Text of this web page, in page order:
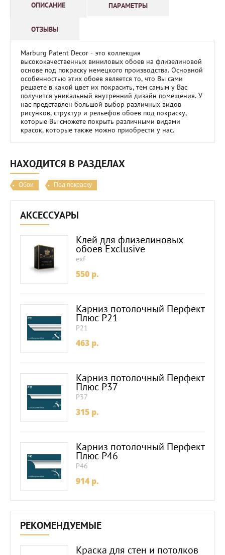
ОПИСАНИЕ ПАРАМЕТРЫ
ОТЗЫВЫ
Marburg Patent Decor - это коллекция
высококачественных виниловых обоев на флизелиновой
основе под покраску немецкого производства. Основной
особенностью этих обоев является то, что Вы сами
решаете в какой цвет их покрасить, тем самым у Вас
получится уникальный внутренний дизайн помещения. У
нас представлен большой выбор различных видов
рисунков, структур и рельефов обоев под покраску,
которые Вы сможете покрыть различными видами
красок, которые также можно приобрести у нас.
НАХОДИТСЯ В РАЗДЕЛАХ
Обои Под покраску
АКСЕССУАРЫ
Клей для флизелиновых
обоев Exclusive
exf
550 p.
Карниз потолочный Перфект
Плюс P21
P21
463 p.
Карниз потолочный Перфект
Плюс P37
P37
315 p.
Карниз потолочный Перфект
Плюс P46
P46
914 p.
РЕКОМЕНДУЕМЫЕ
Краска для стен и потолков